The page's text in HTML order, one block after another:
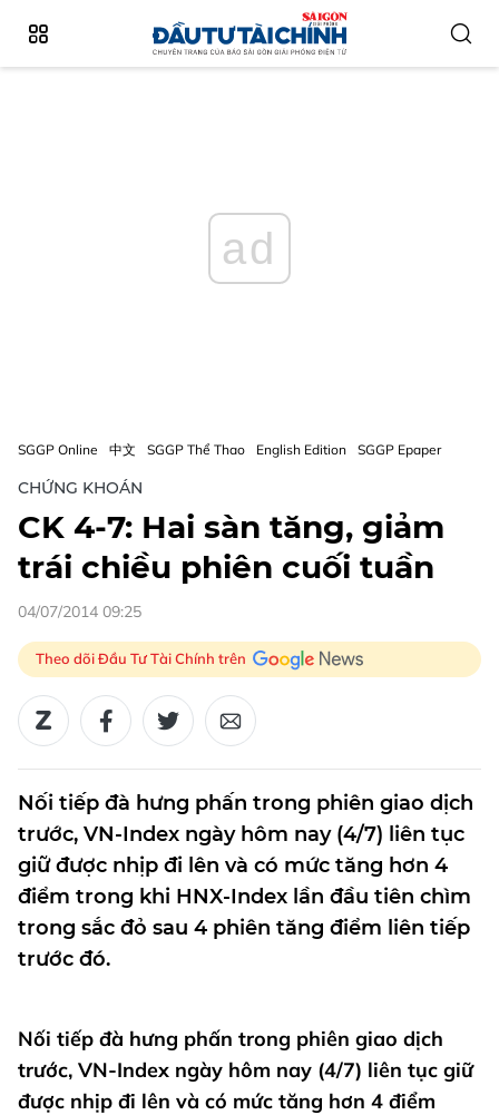
ad
SGGP Online 中文 SGGP Thể Thao English Edition SGGP Epaper
CHỨNG KHOÁN
CK 4-7: Hai sàn tăng, giảm
trái chiều phiên cuối tuần
04/07/2014 09:25
Theo dõi Đầu Tư Tài Chính trên
Nối tiếp đà hưng phấn trong phiên giao dịch
trước, VN-Index ngày hôm nay (4/7) liên tục
giữ được nhịp đi lên và có mức tăng hơn 4
điểm trong khi HNX-Index lần đầu tiên chìm
trong sắc đỏ sau 4 phiên tăng điểm liên tiếp
trước đó.
Nối tiếp đà hưng phấn trong phiên giao dịch
trước, VN-Index ngày hôm nay (4/7) liên tục giữ
được nhịp đi lên và có mức tăng hơn 4 điểm